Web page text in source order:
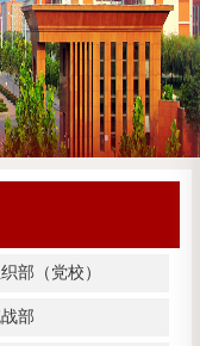
部（党校）
部